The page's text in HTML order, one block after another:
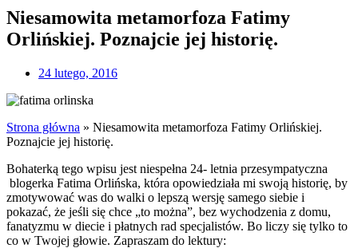
Niesamowita metamorfoza Fatimy
Orlińskiej. Poznajcie jej historię.
24 lutego, 2016
Strona główna » Niesamowita metamorfoza Fatimy Orlińskiej.
Poznajcie jej historię.
Bohaterką tego wpisu jest niespełna 24- letnia przesympatyczna
blogerka Fatima Orlińska, która opowiedziała mi swoją historię, by
zmotywować was do walki o lepszą wersję samego siebie i
pokazać, że jeśli się chce „to można”, bez wychodzenia z domu,
fanatyzmu w diecie i płatnych rad specjalistów. Bo liczy się tylko to
co w Twojej głowie. Zapraszam do lektury: